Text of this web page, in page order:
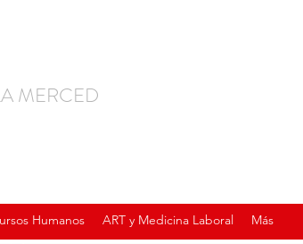
MERCED
Humanos ART y Medicina Laboral Más